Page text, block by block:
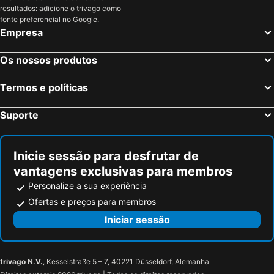
Darmstadt, Hesse Hotéis
Munique, Baviera Hotéis
Hamburgo, Hamburgo Hotéis
Stuttgart, Bade-Vurtemberga Hotéis
resultados: adicione o trivago como
fonte preferencial no Google.
Empresa
Os nossos produtos
Termos e políticas
Suporte
Inicie sessão para desfrutar de
vantagens exclusivas para membros
Personalize a sua experiência
Ofertas e preços para membros
Iniciar sessão
trivago N.V., Kesselstraße 5 – 7, 40221 Düsseldorf, Alemanha